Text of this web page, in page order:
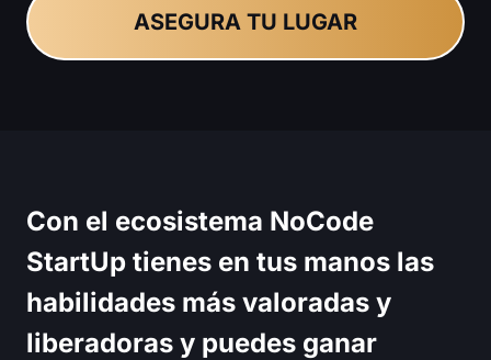
ASEGURA TU LUGAR
Con el ecosistema NoCode
StartUp tienes en tus manos las
habilidades más valoradas y
liberadoras y puedes ganar